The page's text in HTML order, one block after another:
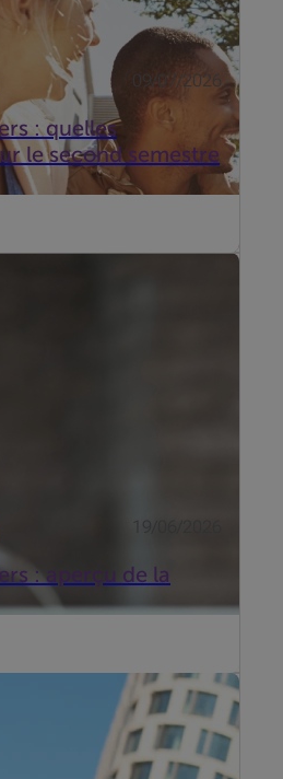
09/07/2026
: quelles
le second semestre
: aperçu de la
aux freins qui entourent
dès maintenant
Découvrez le témoignage de
Advisory chez Beobank.